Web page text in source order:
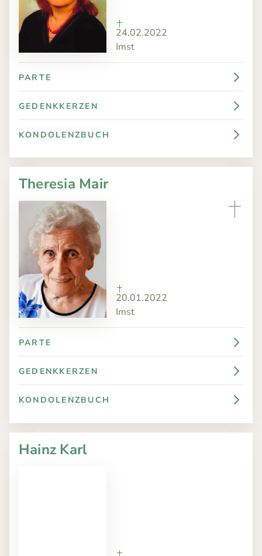
24.02.2022
Imst
PARTE
GEDENKKERZEN
KONDOLENZBUCH
Theresia Mair
20.01.2022
Imst
PARTE
GEDENKKERZEN
KONDOLENZBUCH
Hainz Karl